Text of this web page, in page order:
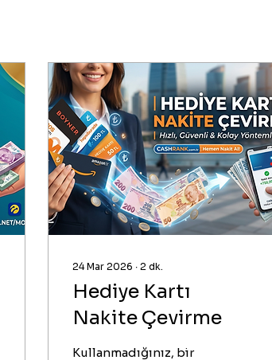
24 Mar 2026 ∙ 2 dk.
Hediye Kartı
Nakite Çevirme
Kullanmadığınız, bir